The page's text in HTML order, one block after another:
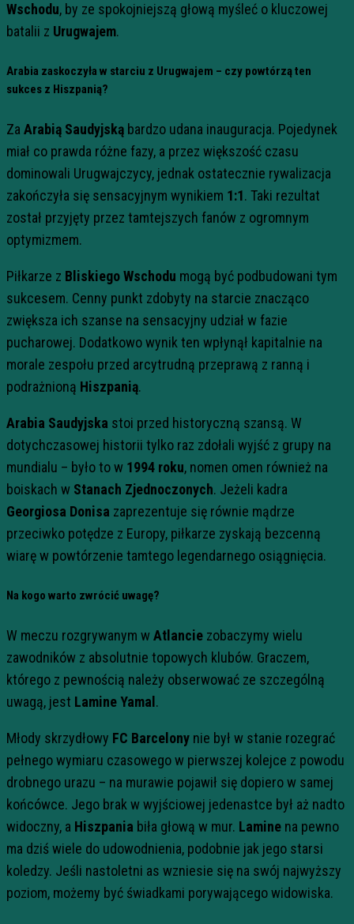
Wschodu, by ze spokojniejszą głową myśleć o kluczowej
batalii z Urugwajem.
Arabia zaskoczyła w starciu z Urugwajem – czy powtórzą ten
sukces z Hiszpanią?
Za Arabią Saudyjską bardzo udana inauguracja. Pojedynek
miał co prawda różne fazy, a przez większość czasu
dominowali Urugwajczycy, jednak ostatecznie rywalizacja
zakończyła się sensacyjnym wynikiem 1:1. Taki rezultat
został przyjęty przez tamtejszych fanów z ogromnym
optymizmem.
Piłkarze z Bliskiego Wschodu mogą być podbudowani tym
sukcesem. Cenny punkt zdobyty na starcie znacząco
zwiększa ich szanse na sensacyjny udział w fazie
pucharowej. Dodatkowo wynik ten wpłynął kapitalnie na
morale zespołu przed arcytrudną przeprawą z ranną i
podrażnioną Hiszpanią.
Arabia Saudyjska stoi przed historyczną szansą. W
dotychczasowej historii tylko raz zdołali wyjść z grupy na
mundialu – było to w 1994 roku, nomen omen również na
boiskach w Stanach Zjednoczonych. Jeżeli kadra
Georgiosa Donisa zaprezentuje się równie mądrze
przeciwko potędze z Europy, piłkarze zyskają bezcenną
wiarę w powtórzenie tamtego legendarnego osiągnięcia.
Na kogo warto zwrócić uwagę?
W meczu rozgrywanym wAtlancie zobaczymy wielu
zawodników z absolutnie topowych klubów. Graczem,
którego z pewnością należy obserwować ze szczególną
uwagą, jest Lamine Yamal .
Młody skrzydłowy FC Barcelony nie był w stanie rozegrać
pełnego wymiaru czasowego w pierwszej kolejce z powodu
drobnego urazu – na murawie pojawił się dopiero w samej
końcówce. Jego brak w wyjściowej jedenastce był aż nadto
widoczny, a Hiszpania biła głową w mur. Lamine na pewno
ma dziś wiele do udowodnienia, podobnie jak jego starsi
koledzy. Jeśli nastoletni as wzniesie się na swój najwyższy
poziom, możemy być świadkami porywającego widowiska.